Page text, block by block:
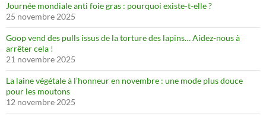
Journée mondiale anti foie gras : pourquoi existe-t-elle ?
25 novembre 2025
Goop vend des pulls issus de la torture des lapins… Aidez-nous à
arrêter cela !
21 novembre 2025
La laine végétale à l’honneur en novembre : une mode plus douce
pour les moutons
12 novembre 2025